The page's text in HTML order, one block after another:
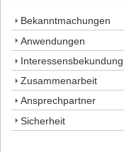
Bekanntmachungen
Anwendungen
Interessensbekundung
Zusammenarbeit
Ansprechpartner
Sicherheit